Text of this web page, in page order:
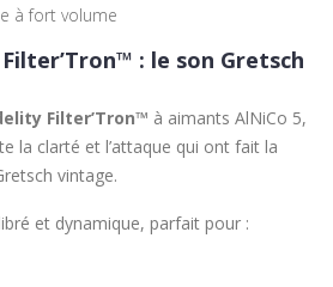
à fort volume
: le son Gretsch
Filter’Tron™ à aimants AlNiCo 5,
la clarté et l’attaque qui ont fait la
vintage.
et dynamique, parfait pour :